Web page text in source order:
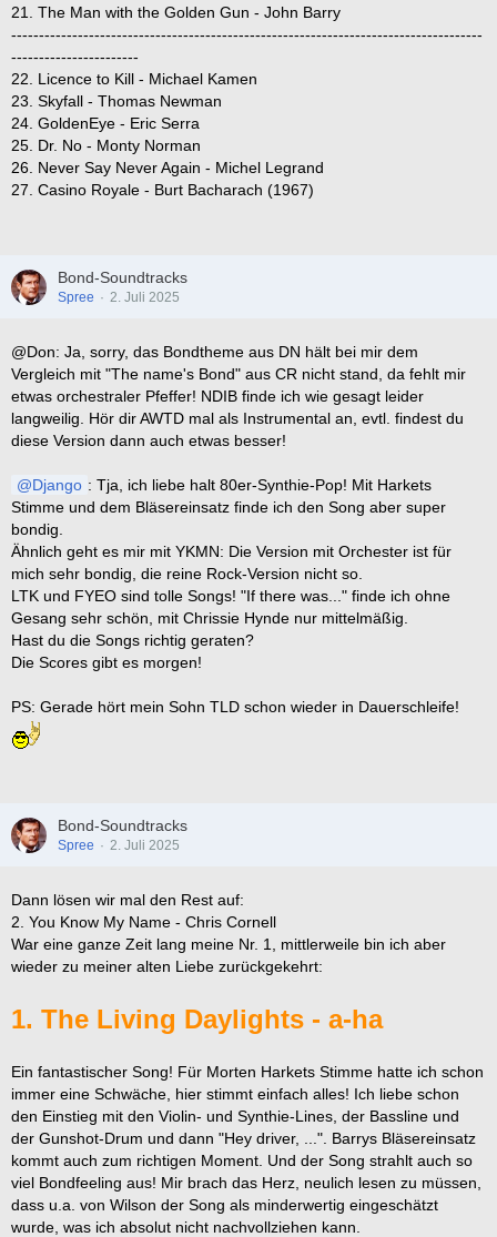
21. The Man with the Golden Gun - John Barry
-------------------------------------------------------------------------------------
-----------------------
22. Licence to Kill - Michael Kamen
23. Skyfall - Thomas Newman
24. GoldenEye - Eric Serra
25. Dr. No - Monty Norman
26. Never Say Never Again - Michel Legrand
27. Casino Royale - Burt Bacharach (1967)
Bond-Soundtracks
Spree 2. Juli 2025
@Don: Ja, sorry, das Bondtheme aus DN hält bei mir dem
Vergleich mit "The name's Bond" aus CR nicht stand, da fehlt mir
etwas orchestraler Pfeffer! NDIB finde ich wie gesagt leider
langweilig. Hör dir AWTD mal als Instrumental an, evtl. findest du
diese Version dann auch etwas besser!
Django : Tja, ich liebe halt 80er-Synthie-Pop! Mit Harkets
Stimme und dem Bläsereinsatz finde ich den Song aber super
bondig.
Ähnlich geht es mir mit YKMN: Die Version mit Orchester ist für
mich sehr bondig, die reine Rock-Version nicht so.
LTK und FYEO sind tolle Songs! "If there was..." finde ich ohne
Gesang sehr schön, mit Chrissie Hynde nur mittelmäßig.
Hast du die Songs richtig geraten?
Die Scores gibt es morgen!
PS: Gerade hört mein Sohn TLD schon wieder in Dauerschleife!
Bond-Soundtracks
Spree 2. Juli 2025
Dann lösen wir mal den Rest auf:
2. You Know My Name - Chris Cornell
War eine ganze Zeit lang meine Nr. 1, mittlerweile bin ich aber
wieder zu meiner alten Liebe zurückgekehrt:
1. The Living Daylights - a-ha
Ein fantastischer Song! Für Morten Harkets Stimme hatte ich schon
immer eine Schwäche, hier stimmt einfach alles! Ich liebe schon
den Einstieg mit den Violin- und Synthie-Lines, der Bassline und
der Gunshot-Drum und dann "Hey driver, ...". Barrys Bläsereinsatz
kommt auch zum richtigen Moment. Und der Song strahlt auch so
viel Bondfeeling aus! Mir brach das Herz, neulich lesen zu müssen,
dass u.a. von Wilson der Song als minderwertig eingeschätzt
wurde, was ich absolut nicht nachvollziehen kann.